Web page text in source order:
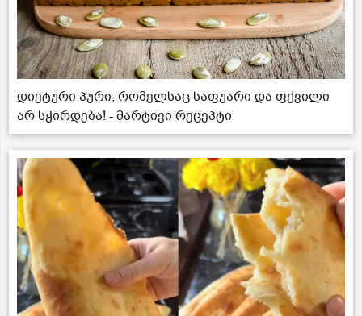
დიეტური პური, რომელსაც საფუარი და ფქვილი
არ სჭირდება! - მარტივი რეცეპტი